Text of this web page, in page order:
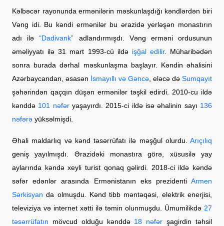
Kəlbəcər rayonunda ermənilərin məskunlaşdığı kəndlərdən biri
Vəng idi. Bu kəndi ermənilər bu ərazidə yerləşən monastırın
adı ilə“Dadivank” adlandırmışdı. Vəng erməni ordusunun
əməliyyatı ilə 31 mart 1993-cü ildə işğal edilir. Müharibədən
sonra burada dərhal məskunlaşma başlayır. Kəndin əhalisini
Azərbaycandan, əsasən İsmayıllı və Gəncə , eləcə də Sumqayıt
şəhərindən qaçqın düşən ermənilər təşkil edirdi. 2010-cu ildə
kənddə 101 nəfəryaşayırdı. 2015-ci ildə isə əhalinin sayı 136
nəfərə yüksəlmişdi.
Əhali maldarlıq və kənd təsərrüfatı ilə məşğul olurdu. Arıçılıq
geniş yayılmışdı. Ərazidəki monastıra görə, xüsusilə yay
aylarında kəndə xeyli turist qonaq gəlirdi. 2018-ci ildə kəndə
səfər edənlər arasında Ermənistanın eks prezidenti Armen
Sərkisyan da olmuşdu. Kənd tibb məntəqəsi, elektrik enerjisi,
televiziya və internet xətti ilə təmin olunmuşdu. Ümumilikdə 27
təsərrüfatın mövcud olduğu kənddə 18 nəfər şagirdin təhsil